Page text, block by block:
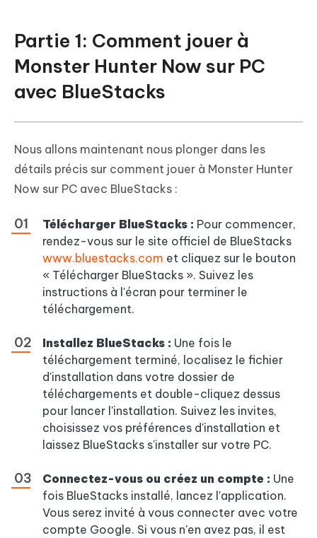
Partie 1: Comment jouer à
Monster Hunter Now sur PC
avec BlueStacks
Nous allons maintenant nous plonger dans les
détails précis sur comment jouer à Monster Hunter
Now sur PC avec BlueStacks :
Télécharger BlueStacks : Pour commencer,
rendez-vous sur le site officiel de BlueStacks
www.bluestacks.com et cliquez sur le bouton
« Télécharger BlueStacks ». Suivez les
instructions à l'écran pour terminer le
téléchargement.
Installez BlueStacks : Une fois le
téléchargement terminé, localisez le fichier
d'installation dans votre dossier de
téléchargements et double-cliquez dessus
pour lancer l'installation. Suivez les invites,
choisissez vos préférences d'installation et
laissez BlueStacks s'installer sur votre PC.
Connectez-vous ou créez un compte : Une
fois BlueStacks installé, lancez l'application.
Vous serez invité à vous connecter avec votre
compte Google. Si vous n'en avez pas, il est